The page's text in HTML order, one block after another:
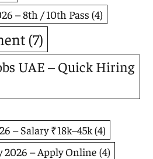
– 8th / 10th Pass (4)
(7)
UAE – Quick Hiring
– Salary ₹18k–45k(4)
2026 – Apply Online (4)